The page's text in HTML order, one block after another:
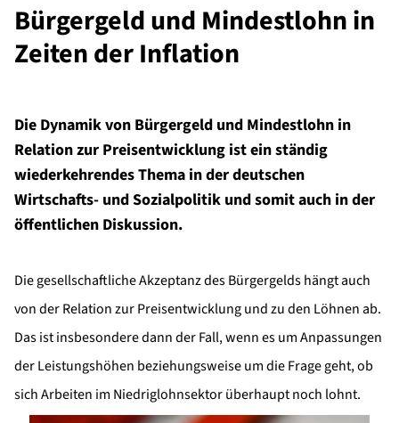
Bürgergeld und Mindestlohn in
Zeiten der Inflation
Die Dynamik von Bürgergeld und Mindestlohn in
Relation zur Preisentwicklung ist ein ständig
wiederkehrendes Thema in der deutschen
Wirtschafts- und Sozialpolitik und somit auch in der
öffentlichen Diskussion.
Die gesellschaftliche Akzeptanz des Bürgergelds hängt auch
von der Relation zur Preisentwicklung und zu den Löhnen ab.
Das ist insbesondere dann der Fall, wenn es um Anpassungen
der Leistungshöhen beziehungsweise um die Frage geht, ob
sich Arbeiten im Niedriglohnsektor überhaupt noch lohnt.